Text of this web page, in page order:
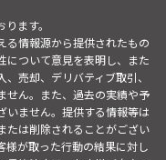
ます。
る情報源から提供されたもの
について意見を表明し、また
売却、デリバティブ取引、
せん。また、過去の実績や予
いません。提供する情報等は
たは削除されることがござい
様が取った行動の結果に対し